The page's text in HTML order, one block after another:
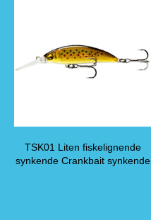
TSK01 Liten fiskelignende
synkende Crankbait synkende